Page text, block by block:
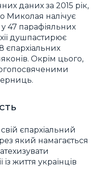
даних за 2015 рік,
Миколая налічує
у 47 парафіяльних
душпастирює
єпархіальних
Окрім цього,
єпархіальний
який намагається
життя українців